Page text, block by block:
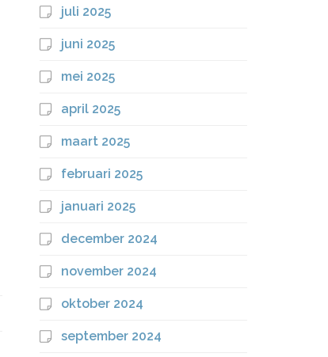
juli 2025
juni 2025
mei 2025
april 2025
maart 2025
februari 2025
januari 2025
december 2024
november 2024
oktober 2024
september 2024